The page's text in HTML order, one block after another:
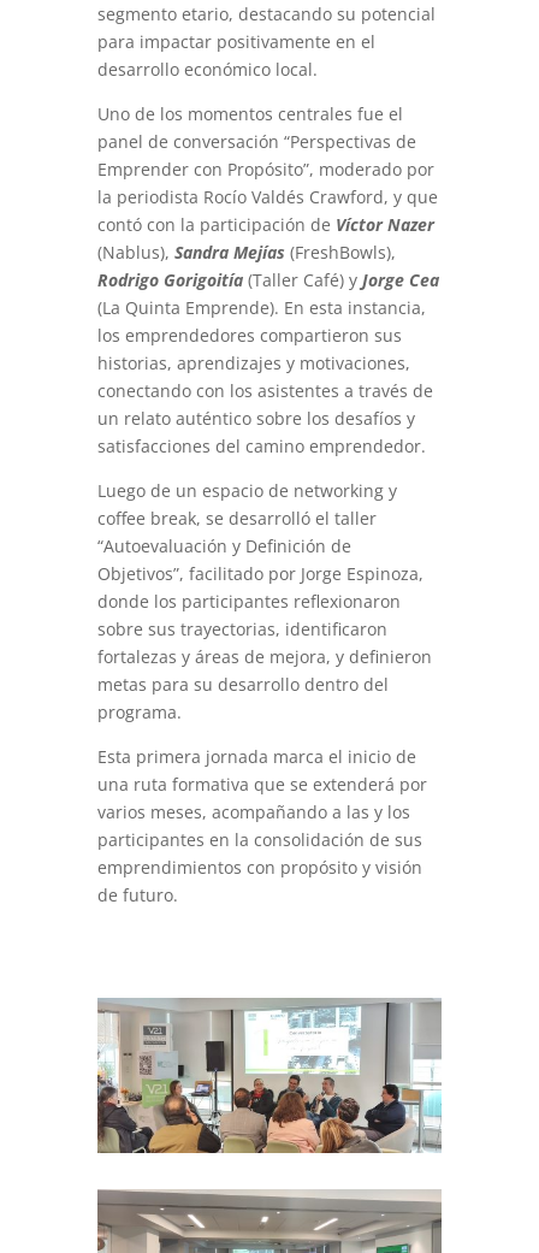
segmento etario, destacando su potencial
para impactar positivamente en el
desarrollo económico local.
Uno de los momentos centrales fue el
panel de conversación “Perspectivas de
Emprender con Propósito”, moderado por
la periodista Rocío Valdés Crawford, y que
contó con la participación de Víctor Nazer
(Nablus), Sandra Mejías (FreshBowls),
Rodrigo Gorigoitía(Taller Café) y Jorge Cea
(La Quinta Emprende). En esta instancia,
los emprendedores compartieron sus
historias, aprendizajes y motivaciones,
conectando con los asistentes a través de
un relato auténtico sobre los desafíos y
satisfacciones del camino emprendedor.
Luego de un espacio de networking y
coffee break, se desarrolló el taller
“Autoevaluación y Definición de
Objetivos”, facilitado por Jorge Espinoza,
donde los participantes reflexionaron
sobre sus trayectorias, identificaron
fortalezas y áreas de mejora, y definieron
metas para su desarrollo dentro del
programa.
Esta primera jornada marca el inicio de
una ruta formativa que se extenderá por
varios meses, acompañando a las y los
participantes en la consolidación de sus
emprendimientos con propósito y visión
de futuro.